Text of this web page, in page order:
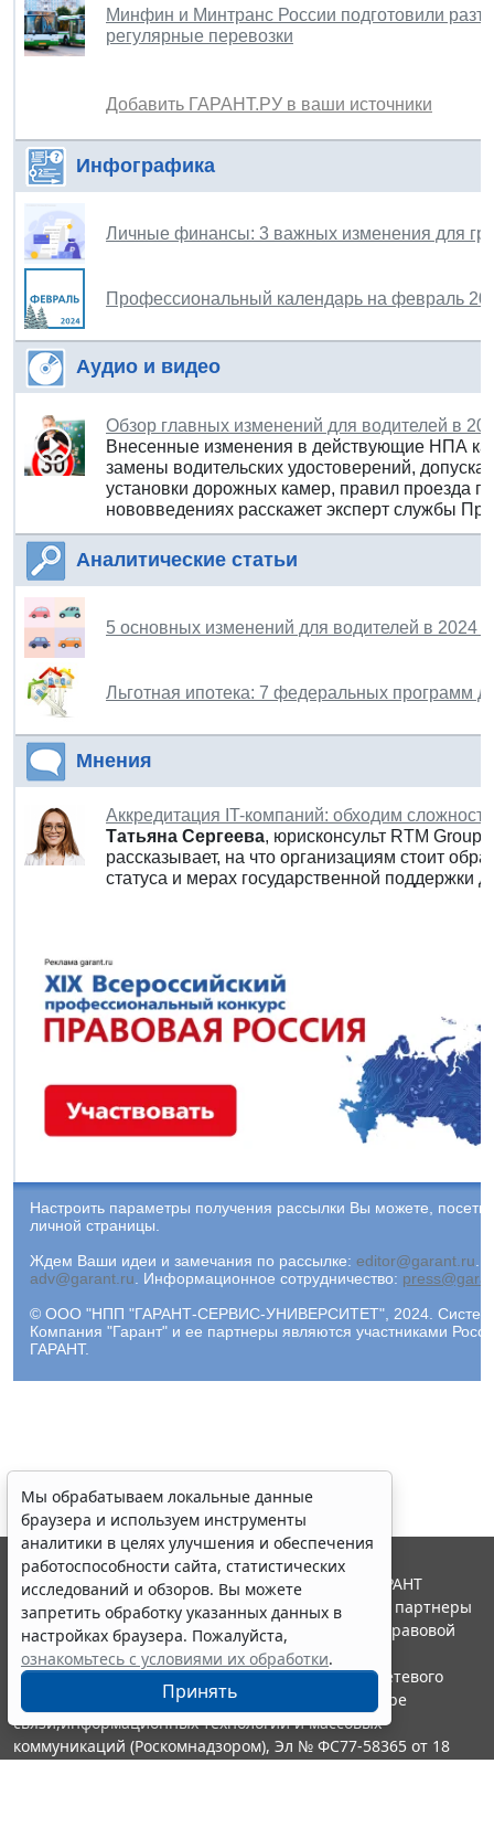
Минфин и Минтранс России подготовили
регулярные перевозки
Добавить ГАРАНТ.РУ в ваши источники
Инфографика
Личные финансы: 3 важных изменения для
Профессиональный календарь на февраль
Аудио и видео
Обзор главных изменений для водителей в
Внесенные изменения в действующие НПА
замены водительских удостоверений,
установки дорожных камер, правил проезда
нововведениях расскажет эксперт службы
Аналитические статьи
5 основных изменений для водителей в 2024
Льготная ипотека: 7 федеральных программ
Мнения
Аккредитация IT-компаний: обходим сложности
Татьяна Сергеева, юрисконсульт RTM
рассказывает, на что организациям стоит
статуса и мерах государственной поддержки
Настроить параметры получения рассылки Вы можете,
личной страницы.
Ждем Ваши идеи и замечания по рассылке: editor@garant.ru
adv@garant.ru
Информационное сотрудничество:
© ООО "НПП "ГАРАНТ-СЕРВИС-УНИВЕРСИТЕТ", 2024. Система
Компания "Гарант" и ее партнеры являются участниками
ГАРАНТ.
Мы обрабатываем локальные данные
браузера и используем инструменты
аналитики в целях улучшения и обеспечения
работоспособности сайта, статистических
исследований и обзоров. Вы можете
запретить обработку указанных данных в
настройках браузера. Пожалуйста,
ознакомьтесь с условиями их обработки.
Принять
© ООО "НПП "ГАРАНТ-СЕРВИС", 2026. Система ГАРАНТ
выпускается с 1990 года. Компания "Гарант" и ее партнеры
являются участниками Российской ассоциации правовой
информации ГАРАНТ.
Портал ГАРАНТ.РУ зарегистрирован в качестве сетевого
издания Федеральной службой по надзору в сфере
связи,информационных технологий и массовых
коммуникаций (Роскомнадзором), Эл № ФС77-58365 от 18